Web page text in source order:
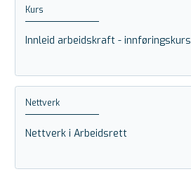
Kurs
Innleid arbeidskraft - innføringskurs
Nettverk
Nettverk i Arbeidsrett